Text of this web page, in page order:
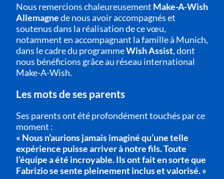
Nous remercions chaleureusement Make-A-Wish
Allemagnede nous avoir accompagnés et
soutenus dans la réalisation de ce vœu,
notamment en accompagnant la famille à Munich,
dans le cadre du programmeWish Assist, dont
nous bénéficions grâce au réseau international
Make-A-Wish.
Les mots de ses parents
Ses parents ont été profondément touchés par ce
moment :
« Nous n’aurions jamais imaginé qu’une telle
expérience puisse arriver à notre fils. Toute
l’équipe a été incroyable. Ils ont fait en sorte que
Fabrizio se sente pleinement inclus et valorisé. »